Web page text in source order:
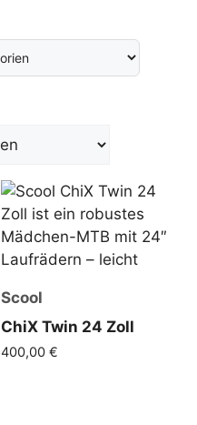
Scool
ChiX Twin 24 Zoll
400,00 €